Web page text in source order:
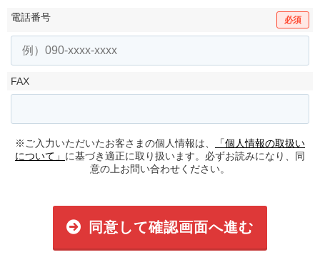
電話番号 必須
FAX
※ご入力いただいたお客さまの個人情報は、
「個人情報の取扱い
について」 に基づき適正に取り扱います。必ずお読みになり、同
意の上お問い合わせください。
同意して確認画面へ進む